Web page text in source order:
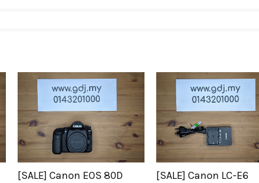
[SALE] Canon EOS 80D
[SALE] Canon LC-E6